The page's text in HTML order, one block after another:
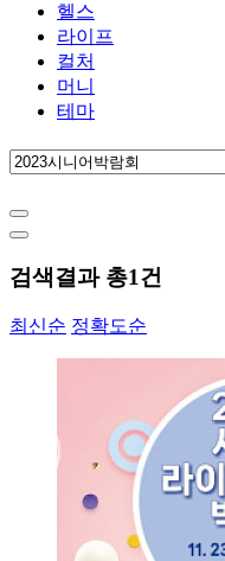
헬스
라이프
컬처
머니
테마
검색결과 총1건
최신순 정확도순